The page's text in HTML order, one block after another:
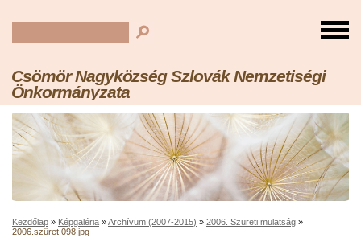
Csömör Nagyközség Szlovák Nemzetiségi
Önkormányzata
Kezdőlap » Képgaléria »Archívum (2007-2015) » 2006. Szüreti mulatság »
2006.szüret 098.jpg